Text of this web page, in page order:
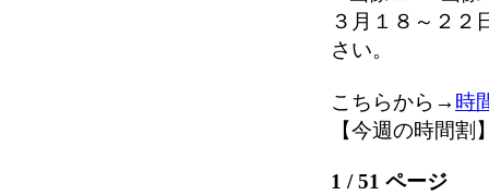
３月１８～２２
さい。
こちらから→ 時
【今週の時間割
1 / 51 ページ